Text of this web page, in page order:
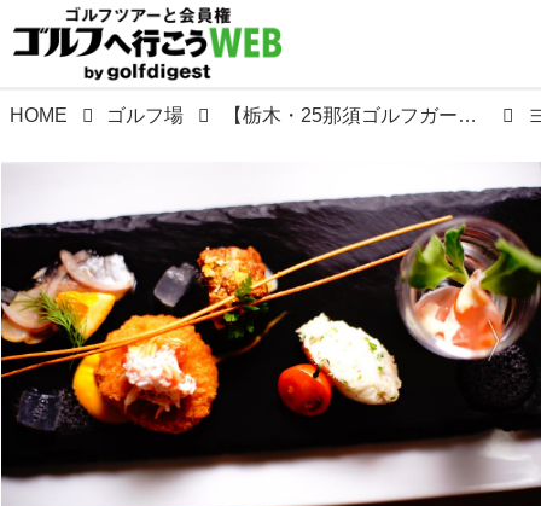
HOME ゴルフ場 【栃木・25那須ゴルフガーデン】1日1.5Rは当たり前。「一泊二日 25那須スタイル」なら上達間違いなし! ウェルネスの森 那須。GOLULUチェック⑥